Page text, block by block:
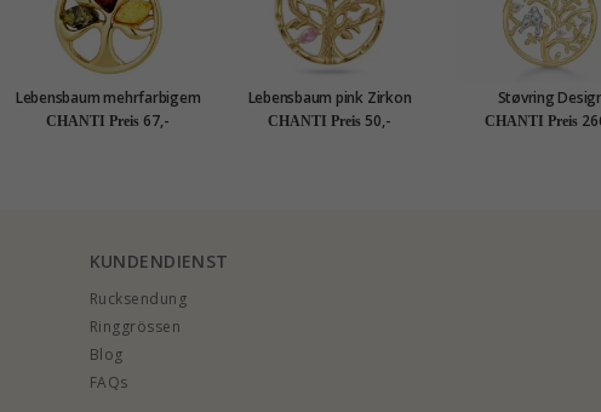
Lebensbaum mehrfarbigem
Bernstein Anhänger aus
CHANTI Preis 67,-
Lebensbaum pink Zirkon
Anhänger aus vergoldetem
CHANTI Preis 50,-
Støvring
Lebensbaum
CHANTI Preis
KUNDENDIENST
Rucksendung
Ringgrössen
Blog
FAQs